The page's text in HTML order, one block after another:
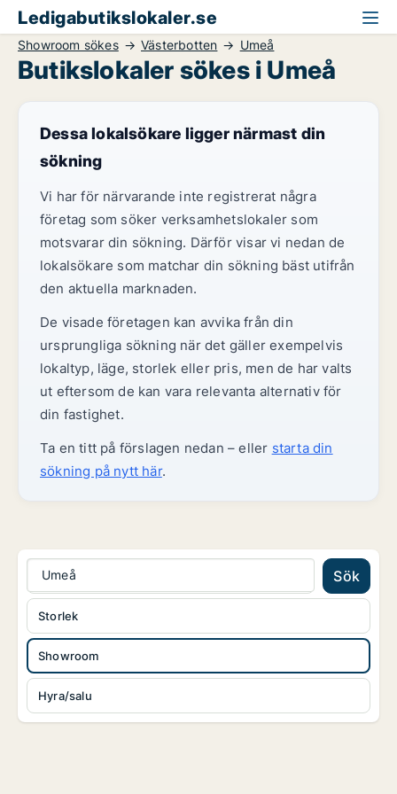
Ledigabutikslokaler.se
Showroom sökes Västerbotten Umeå
Butikslokaler sökes i Umeå
Dessa lokalsökare ligger närmast din
sökning
Vi har för närvarande inte registrerat några
företag som söker verksamhetslokaler som
motsvarar din sökning. Därför visar vi nedan de
lokalsökare som matchar din sökning bäst utifrån
den aktuella marknaden.
De visade företagen kan avvika från din
ursprungliga sökning när det gäller exempelvis
lokaltyp, läge, storlek eller pris, men de har valts
ut eftersom de kan vara relevanta alternativ för
din fastighet.
Ta en titt på förslagen nedan – eller starta din
sökning på nytt här.
Umeå Sök
Showroom
Hyra/salu
Storlek